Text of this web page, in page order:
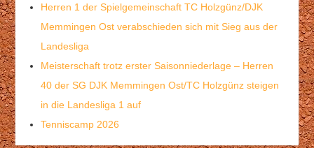
Herren 1 der Spielgemeinschaft TC Holzgünz/DJK
Memmingen Ost verabschieden sich mit Sieg aus der
Landesliga
Meisterschaft trotz erster Saisonniederlage – Herren
40 der SG DJK Memmingen Ost/TC Holzgünz steigen
in die Landesliga 1 auf
Tenniscamp 2026